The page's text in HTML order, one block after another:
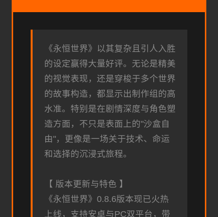
《永恒世界》以其复杂且引人入胜
的设定赢得大量好评。无论是精美
的视觉表现，还是穿梭于多个世界
的故事构造，都显示出制作组的高
水准。特别是在剧情深度与角色塑
造方面，不只是表面上的"沙盒自
由"，更像是一场关于技术、命运
和选择的沉浸式旅程。
【 版本更新与特色 】
《永恒世界》0.8.6版本现已火热
上线，支持安卓与PC双平台，带